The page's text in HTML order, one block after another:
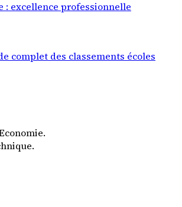
: excellence professionnelle
complet des classements écoles